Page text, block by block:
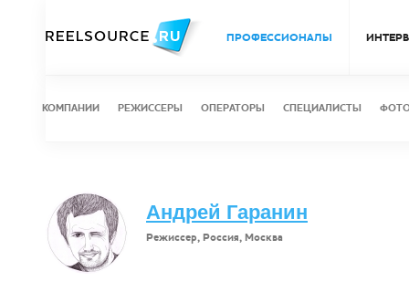
ПРОФЕССИОНАЛЫ
КОМПАНИИ РЕЖИССЕРЫ ОПЕРАТОРЫ СПЕЦИАЛИСТЫ
Андрей Гаранин
Режиссер, Россия, Москва